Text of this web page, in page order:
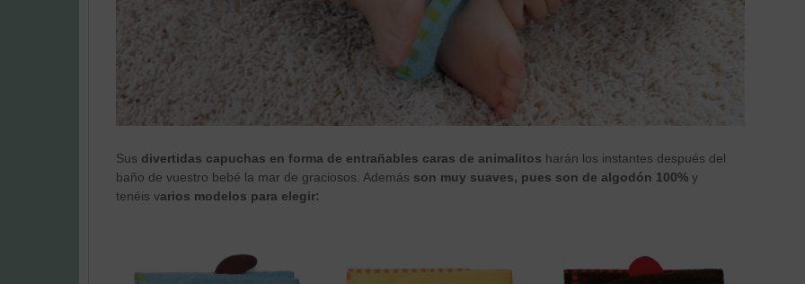
Sus divertidas capuchas en forma de entrañables caras de animalitos harán los instantes después del
baño de vuestro bebé la mar de graciosos. Además son muy suaves, pues son de algodón 100% y
tenéis varios modelos para elegir: